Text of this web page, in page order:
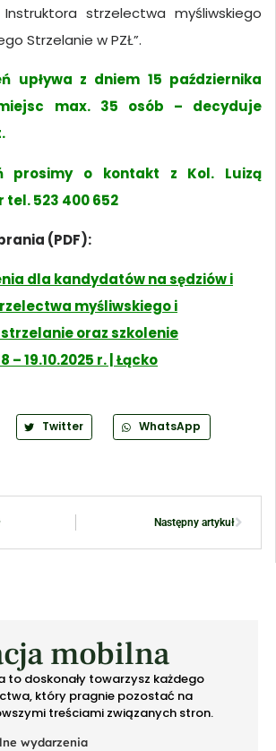
strzelectwa myśliwskiego
Strzelanie w PZŁ”.
upływa z dniem 15 października
max. 35 osób – decyduje
prosimy o kontakt z Kol. Luizą
tel. 523 400 652
(PDF):
dla kandydatów na sędziów i
myśliwskiego i
oraz szkolenie
– 19.10.2025 r. | Łącko
Twitter WhatsApp
Następny artykuł
mobilna
to doskonały towarzysz każdego
który pragnie pozostać na
treściami związanych stron.
wydarzenia